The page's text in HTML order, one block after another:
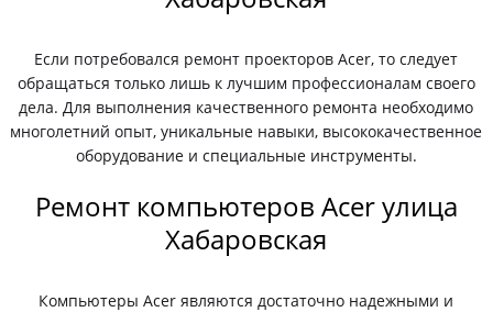
Если потребовался ремонт проекторов Acer, то следует
обращаться только лишь к лучшим профессионалам своего
дела. Для выполнения качественного ремонта необходимо
многолетний опыт, уникальные навыки, высококачественное
оборудование и специальные инструменты.
Ремонт компьютеров Acer улица
Хабаровская
Компьютеры Acer являются достаточно надежными и